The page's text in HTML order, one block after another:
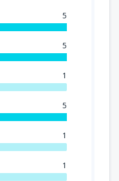
5
5
1
5
1
1